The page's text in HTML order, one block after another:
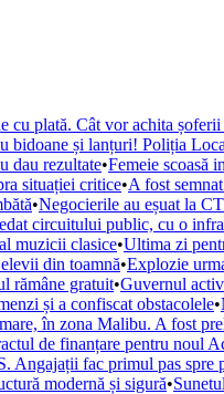
plată. Cât vor achita șoferii
bidoane și lanțuri! Poliția
dau rezultate•Femeie scoasă
situației critice•A fost
•Negocierile au eșuat la
circuitului public, cu o
muzicii clasice•Ultima zi
din toamnă•Explozie
rămâne gratuit•Guvernul
și a confiscat obstacolele•
în zona Malibu. A fost
de finanțare pentru noul
Angajații fac primul pas spre
modernă și sigură•